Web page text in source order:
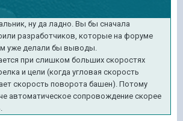
ну да ладно. Вы бы сначала
разработчиков, которые на форуме
уже делали бы выводы.
при слишком больших скоростях
и цели (когда угловая скорость
скорость поворота башен). Потому
автоматическое сопровождение скорее